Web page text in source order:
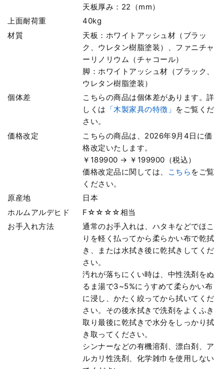
天板厚み：22（mm）
上面耐荷重
40kg
材質
天板：ホワイトアッシュ材（ブラッ
ク、ウレタン樹脂塗装）、ファニチャ
ーリノリウム（チャコール）
脚：ホワイトアッシュ材（ブラック、
ウレタン樹脂塗装）
個体差
こちらの商品は個体差があります。詳
しくは 「木製家具の特徴」 をご覧くだ
さい。
価格改定
こちらの商品は、2026年9月4日に価
格改定いたします。
￥189900 → ￥199900（税込）
価格改定品に関しては、
こちら をご覧
ください。
原産地
日本
ホルムアルデヒド
F☆☆☆☆相当
お手入れ方法
通常のお手入れは、ハタキなどでほこ
りを軽く払ってから柔らかい布で乾拭
き、または水拭き後に乾拭きしてくだ
さい。
汚れが落ちにくい時は、中性洗剤をぬ
るま湯で3~5%にうすめて柔らかい布
に浸し、かたく絞ってから拭いてくだ
さい。その後水拭きで洗剤をよくふき
取り最後に乾拭きで水分をしっかり拭
き取ってください。
シンナーなどの有機溶剤、漂白剤、ア
ルカリ性洗剤、化学雑巾を使用しない